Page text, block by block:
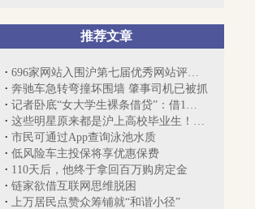
推荐文章
696家网站入围沪第七届优秀网站评选 今起...
奔驰车急转弯撞坏围墙 肇事司机已被抓
记者卧底“女大学生裸条借贷”：借1万到...
这些明星原来都是沪上高校毕业生！你能和...
市民可通过App查询泳池水质
低风险车主投保将享优惠保费
110天后，他终于拿回百万购房定金
链家欲借互联网思维脱困
上万居民点赞众筹铺就“和谐小径”